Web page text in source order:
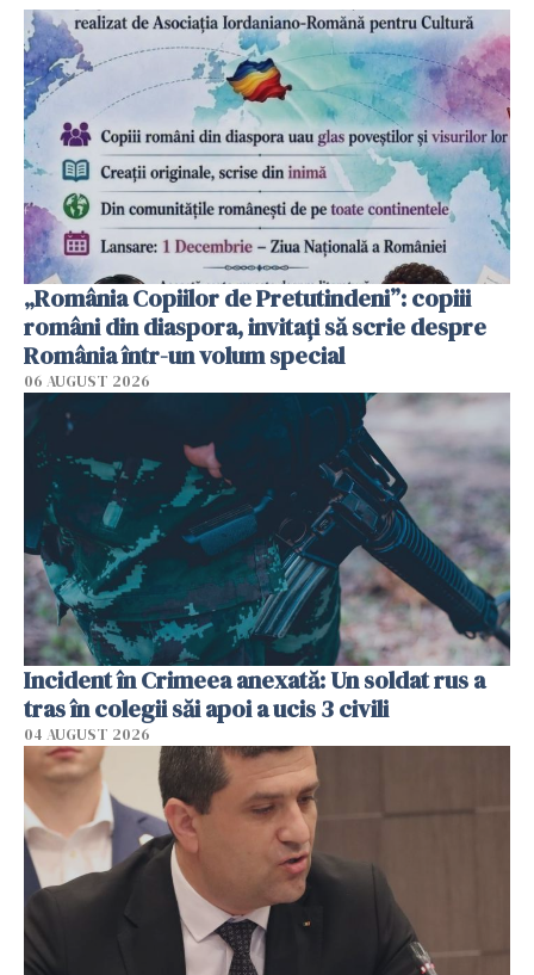
„România Copiilor de Pretutindeni”: copiii
români din diaspora, invitați să scrie despre
România într-un volum special
06 AUGUST 2026
Incident în Crimeea anexată: Un soldat rus a
tras în colegii săi apoi a ucis 3 civili
04 AUGUST 2026